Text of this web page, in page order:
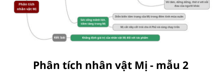
Phân tích nhân vật Mị - mẫu 2